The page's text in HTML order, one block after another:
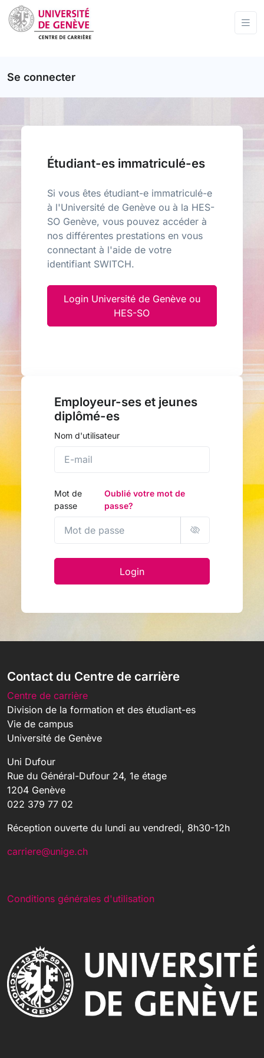
Se connecter
Étudiant-es immatriculé-es
Si vous êtes étudiant-e immatriculé-e
à l'Université de Genève ou à la HES-
SO Genève, vous pouvez accéder à
nos différentes prestations en vous
connectant à l'aide de votre
identifiant SWITCH.
Login Université de Genève ou
HES-SO
Employeur-ses et jeunes
diplômé-es
Nom d'utilisateur
Mot de
passe
Oublié votre mot de
passe?
Login
Contact du Centre de carrière
Centre de carrière
Division de la formation et des étudiant-es
Vie de campus
Université de Genève
Uni Dufour
Rue du Général-Dufour 24, 1e étage
1204 Genève
022 379 77 02
Réception ouverte du lundi au vendredi, 8h30-12h
carriere@unige.ch
Conditions générales d'utilisation